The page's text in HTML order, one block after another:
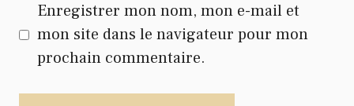
Enregistrer mon nom, mon e-mail et
mon site dans le navigateur pour mon
prochain commentaire.